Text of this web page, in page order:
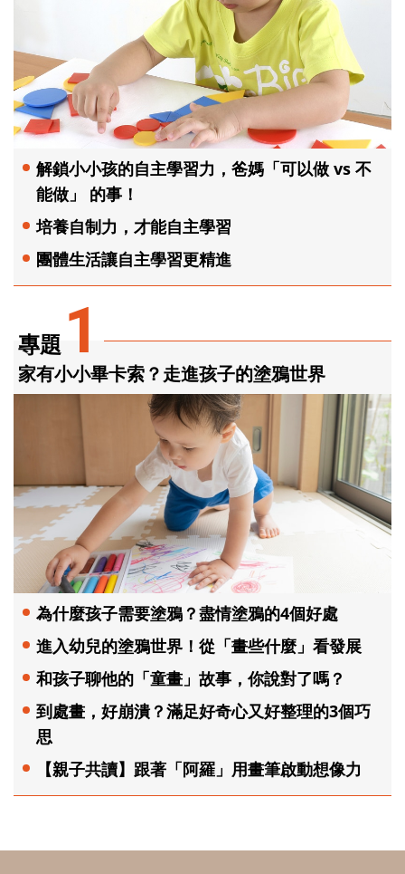
專題 1
家有小小畢卡索？走進孩子的塗鴉世界
為什麼孩子需要塗鴉？盡情塗鴉的4個好處
進入幼兒的塗鴉世界！從「畫些什麼」看發展
和孩子聊他的「童畫」故事，你說對了嗎？
到處畫，好崩潰？滿足好奇心又好整理的3個巧
思
【親子共讀】跟著「阿羅」用畫筆啟動想像力
解鎖小小孩的自主學習力，爸媽「可以做 vs 不
能做」 的事！
培養自制力，才能自主學習
團體生活讓自主學習更精進